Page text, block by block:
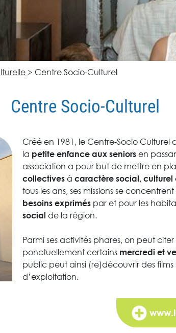
> Centre Socio-Culturel
Centre Socio-Culturel
Créé en 1981, le Centre-Socio
la petite enfance aux seniors en
association a pour but de mettre en
collectives à caractère social, culturel
tous les ans, ses missions se
besoins exprimés par et pour les
social de la région.
Parmi ses activités phares, on peut citer
ponctuellement certains mercredi et
public peut ainsi (re)découvrir des
d’exploitation.